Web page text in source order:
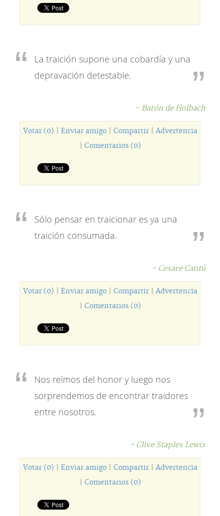
La traición supone una cobardía y una
depravación detestable.
- Barón de Holbach
Votar (0) Enviar amigo| Compartir| Advertencia
Comentarios (0)
Sólo pensar en traicionar es ya una
traición consumada.
- Cesare Cantú
Votar (0) Enviar amigo| Compartir| Advertencia
Comentarios (0)
Nos reímos del honor y luego nos
sorprendemos de encontrar traidores
entre nosotros.
- Clive Staples Lewis
Votar (0) Enviar amigo| Compartir| Advertencia
Comentarios (0)